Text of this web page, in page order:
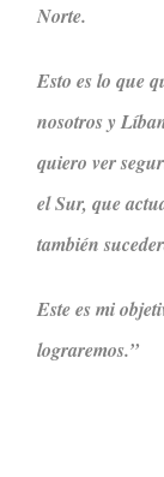
Norte.
Esto es lo que
nosotros y
quiero ver
el Sur, que
también
Este es mi
lograremos.”